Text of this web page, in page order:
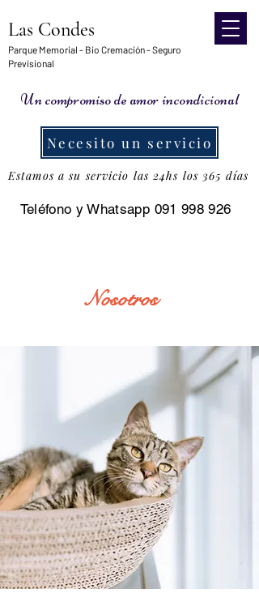
Las Condes
Parque Memorial - Bio Cremación - Seguro
Previsional
Estamos a su servicio las 24hs los 365 días
Teléfono y Whatsapp 091 998 926
Un compromiso de amor incondicional
Necesito un servicio
Nosotros